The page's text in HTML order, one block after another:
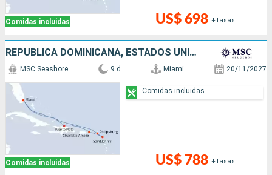
Comidas incluidas US$ 698 +Tasas
REPÚBLICA DOMINICANA, ESTADOS UNIDOS, ANTIGUA Y BARBUDA, SAN MARTÍN
Comidas incluidas
MSC Seashore 9 d Miami 20/11/2027
US$ 788 +Tasas
Comidas incluidas